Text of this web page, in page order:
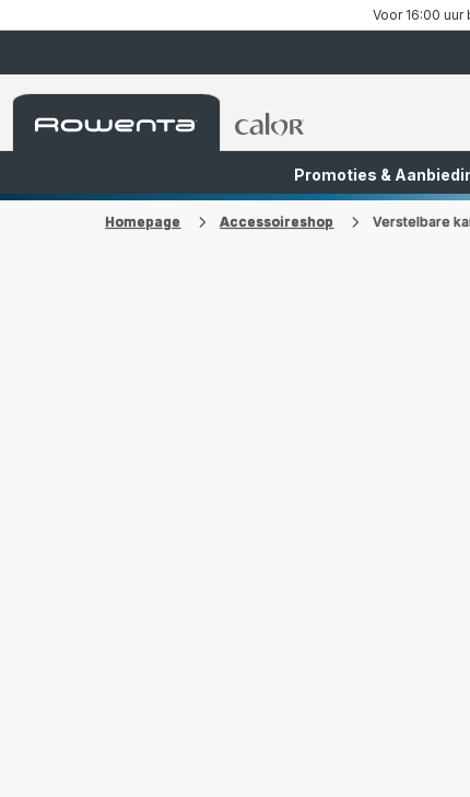
Voor 16:00
Rowenta-
startpagina
Rowenta-
Promoties &
Homepage Accessoireshop Verstelbare